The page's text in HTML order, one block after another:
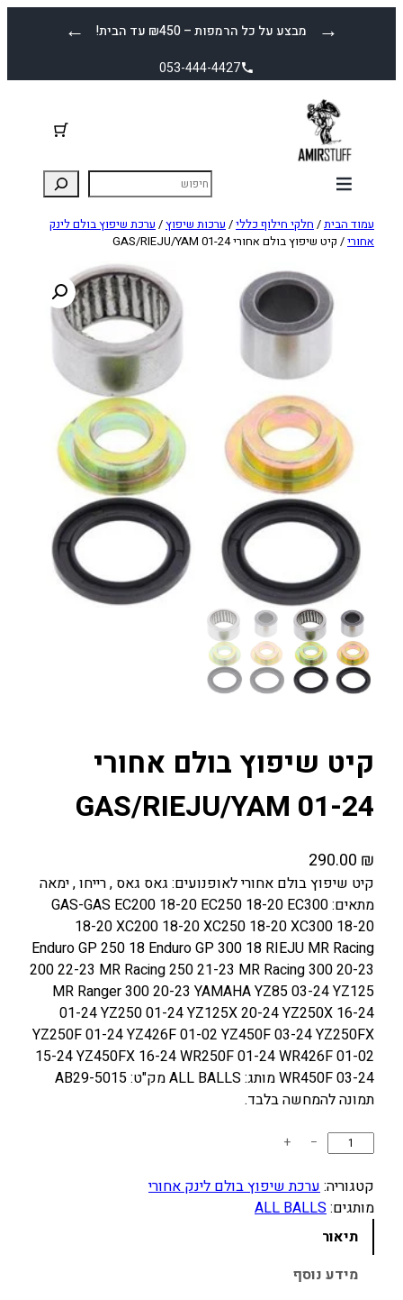
← מבצע על כל הרמפות – ₪450 עד הבית! →
053-444-4427
עמוד הבית/ חלקי חילוף כללי/ ערכות שיפוץ/ ערכת שיפוץ בולם לינק
אחורי/ קיט שיפוץ בולם אחורי GAS/RIEJU/YAM 01-24
קיט שיפוץ בולם אחורי
GAS/RIEJU/YAM 01-24
290.00 ₪
קיט שיפוץ בולם אחורי לאופנועים: גאס גאס , רייחו , ימאה
מתאים: GAS-GAS EC200 18-20 EC250 18-20 EC300
18-20 XC200 18-20 XC250 18-20 XC300 18-20
Enduro GP 250 18 Enduro GP 300 18 RIEJU MR Racing
200 22-23 MR Racing 250 21-23 MR Racing 300 20-23
MR Ranger 300 20-23 YAMAHA YZ85 03-24 YZ125
01-24 YZ250 01-24 YZ125X 20-24 YZ250X 16-24
YZ250F 01-24 YZ426F 01-02 YZ450F 03-24 YZ250FX
15-24 YZ450FX 16-24 WR250F 01-24 WR426F 01-02
WR450F 03-24 מותג: ALL BALLS מק"ט: AB29-5015
תמונה להמחשה בלבד.
ו
ת
ל
−
+
קטגוריה:ערכת שיפוץ בולם לינק אחורי
מותגים:ALL BALLS
תיאור
מידע נוסף